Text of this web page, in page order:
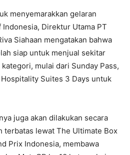
menyemarakkan gelaran
Direktur Utama PT
Siahaan mengatakan bahwa
siap untuk menjual sekitar
mulai dari Sunday Pass,
Suites 3 Days untuk
juga akan dilakukan secara
terbatas lewat The Ultimate Box
Prix Indonesia, membawa